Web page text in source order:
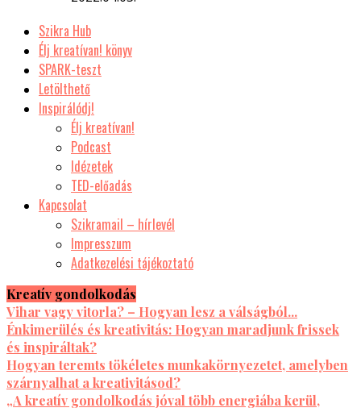
Szikra Hub
Élj kreatívan! könyv
SPARK-teszt
Letölthető
Inspirálódj!
Élj kreatívan!
Podcast
Idézetek
TED-előadás
Kapcsolat
Szikramail – hírlevél
Impresszum
Adatkezelési tájékoztató
Kreatív gondolkodás
Vihar vagy vitorla? – Hogyan lesz a válságból...
Énkimerülés és kreativitás: Hogyan maradjunk frissek
és inspiráltak?
Hogyan teremts tökéletes munkakörnyezetet, amelyben
szárnyalhat a kreativitásod?
„A kreatív gondolkodás jóval több energiába kerül,